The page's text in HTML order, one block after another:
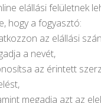
elállási felületnek
hogy a fogyasztó:
az elállási
a nevét,
az érintett
megadja azt az